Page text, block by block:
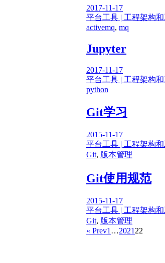
2017-11-17
平台工具 | 工程架构
activemq, mq
Jupyter
2017-11-17
平台工具 | 工程架构
python
Git学习
2015-11-17
平台工具 | 工程架构
Git, 版本管理
Git使用规范
2015-11-17
平台工具 | 工程架构
Git, 版本管理
« Prev1 …2021 22